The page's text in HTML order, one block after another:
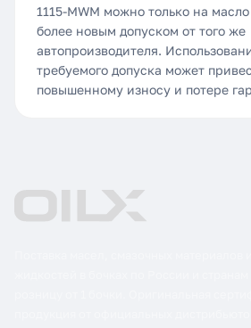
1115-MWM можно только на
более новым допуском от того же
автопроизводителя.
требуемого допуска может
повышенному износу и потере